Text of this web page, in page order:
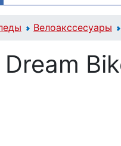
Велоакссесуары